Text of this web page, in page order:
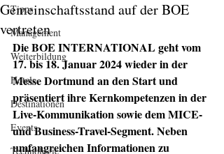
Tipps
Management
Weiterbildung
Hotels
Destinationen
Events
Technologie
Gemeinschaftsstand auf der BOE
vertreten
Die BOE INTERNATIONAL geht vom
17. bis 18. Januar 2024 wieder in der
Messe Dortmund an den Start und
präsentiert ihre Kernkompetenzen in der
Live-Kommunikation sowie dem MICE-
und Business-Travel-Segment. Neben
umfangreichen Informationen zu